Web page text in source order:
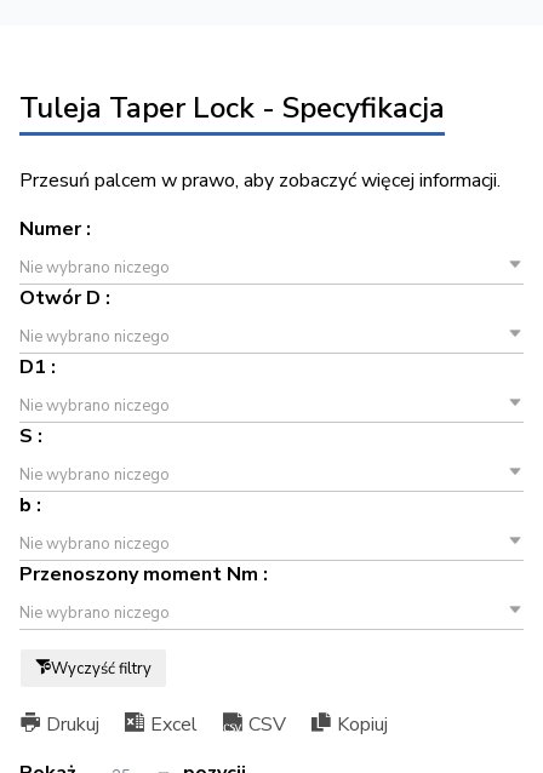
Tuleja Taper Lock - Specyfikacja
Przesuń palcem w prawo, aby zobaczyć więcej informacji.
Numer :
Nie wybrano niczego
Otwór D :
Nie wybrano niczego
D1 :
Nie wybrano niczego
S :
Nie wybrano niczego
b :
Nie wybrano niczego
Przenoszony moment Nm :
Nie wybrano niczego
Wyczyść filtry
Drukuj Excel CSV
Kopiuj